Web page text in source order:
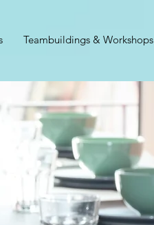
Teambuildings & Workshops